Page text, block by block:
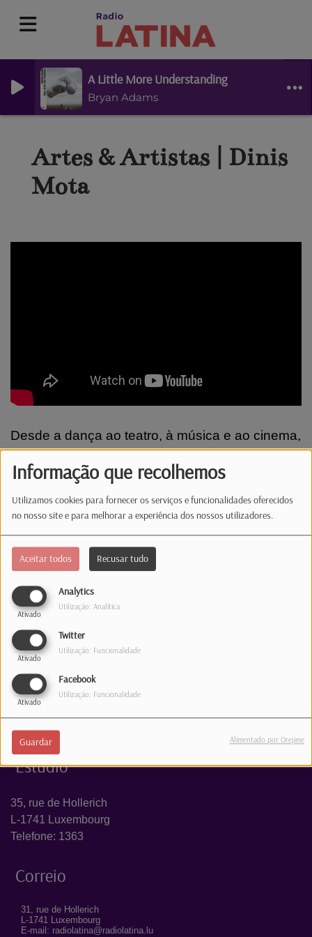
Informação que recolhemos
Utilizamos cookies para fornecer os serviços e funcionalidades oferecidos
no nosso site e para melhorar a experiência dos nossos utilizadores.
Aceitar todos Recusar tudo
Analytics
Ativado
Utilização: Analítica
Twitter
Ativado
Utilização: Funcionalidade
Facebook
Ativado
Utilização: Funcionalidade
Guardar Alimentado por Orejime
A Little More Understanding
Bryan Adams
Artes & Artistas | Dinis
Mota
Desde a dança ao teatro, à música e ao cinema,
Artes & Artistas convida-o a desfrutar de uma
viagem única através das artes! Um espaço
feira, depois das 16 horas, com Raquel Barreira!
Comentários(0)
Estúdio
35, rue de Hollerich
L-1741 Luxembourg
Telefone: 1363
Correio
31, rue de Hollerich
L-1741 Luxembourg
E-mail: radiolatina@radiolatina.lu